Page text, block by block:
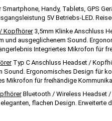
Smartphone, Handy, Tablets, GPS
5V Betriebs-LED.
Kopfhörer3,5mm Klinke Anschluss
und ausgeglichenem Sound.
Integriertes Mikrofon für
Typ C Anschluss Headset /
Sound. Ergonomisches Design für
Mikrofon für freihändige
Bluetooth / Wireless Headset
flachen Design.